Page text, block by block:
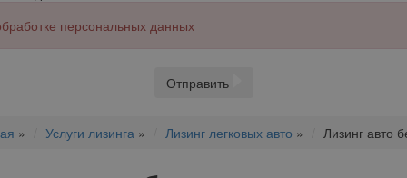
персональных данных
Отправить
» Услуги лизинга» Лизинг легковых авто » Лизинг авто